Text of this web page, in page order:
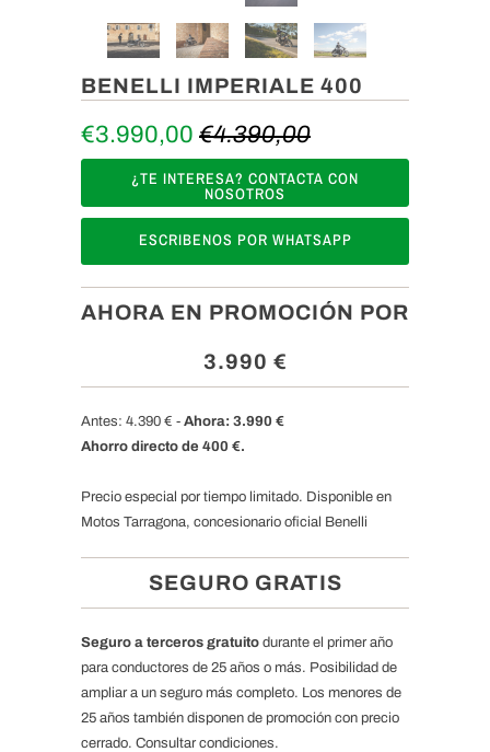
BENELLI IMPERIALE 400
€3.990,00 €4.390,00
¿TE INTERESA? CONTACTA CON
NOSOTROS
ESCRIBENOS POR WHATSAPP
AHORA EN PROMOCIÓN POR
3.990 €
Antes: 4.390 € - Ahora: 3.990 €
Ahorro directo de 400 €.
Precio especial por tiempo limitado. Disponible en
Motos Tarragona, concesionario oficial Benelli
SEGURO GRATIS
Seguro a terceros gratuito durante el primer año
para conductores de 25 años o más. Posibilidad de
ampliar a un seguro más completo. Los menores de
25 años también disponen de promoción con precio
cerrado. Consultar condiciones.